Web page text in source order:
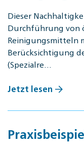
Dieser
Durchführung von
Reinigungsmitteln
Berücksichtigung
(Spezialre…
Jetzt lesen